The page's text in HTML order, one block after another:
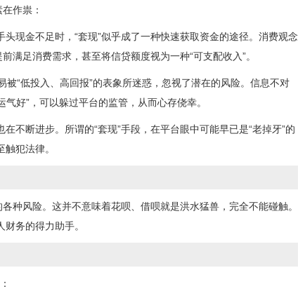
作祟：
现金不足时，“套现”似乎成了一种快速获取资金的途径。消费观念
满足消费需求，甚至将信贷额度视为一种“可支配收入”。
被“低投入、高回报”的表象所迷惑，忽视了潜在的风险。信息不对
好”，可以躲过平台的监管，从而心存侥幸。
不断进步。所谓的“套现”手段，在平台眼中可能早已是“老掉牙”的
犯法律。
种风险。这并不意味着花呗、借呗就是洪水猛兽，完全不能碰触。
务的得力助手。